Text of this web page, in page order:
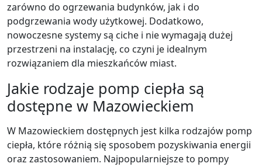
zarówno do ogrzewania budynków, jak i do
podgrzewania wody użytkowej. Dodatkowo,
nowoczesne systemy są ciche i nie wymagają dużej
przestrzeni na instalację, co czyni je idealnym
rozwiązaniem dla mieszkańców miast.
Jakie rodzaje pomp ciepła są
dostępne w Mazowieckiem
W Mazowieckiem dostępnych jest kilka rodzajów pomp
ciepła, które różnią się sposobem pozyskiwania energii
oraz zastosowaniem. Najpopularniejsze to pompy